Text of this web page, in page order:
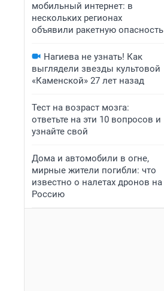
мобильный интернет: в
нескольких регионах
объявили ракетную опасность
Нагиева не узнать! Как
выглядели звезды культовой
«Каменской» 27 лет назад
Тест на возраст мозга:
ответьте на эти 10 вопросов и
узнайте свой
Дома и автомобили в огне,
мирные жители погибли: что
известно о налетах дронов на
Россию